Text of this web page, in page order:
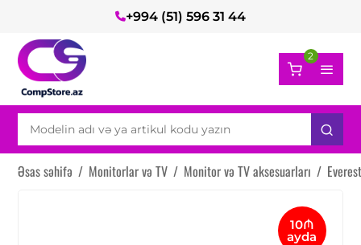
+994 (51) 596 31 44
2
Əsas səhifə / Monitorlar və TV / Monitor və TV aksesuarları /
10₼
ayda